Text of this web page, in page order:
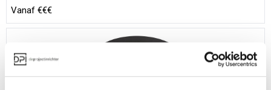
Vanaf €€€